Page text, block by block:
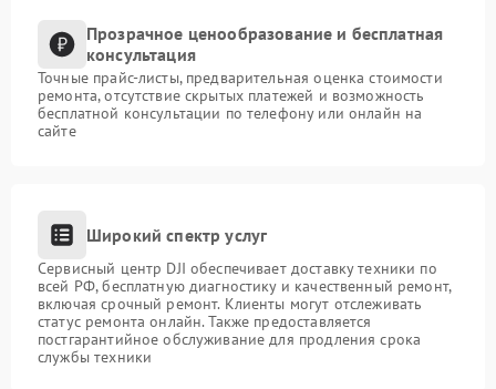
Прозрачное ценообразование и бесплатная
консультация
Точные прайс-листы, предварительная оценка стоимости
ремонта, отсутствие скрытых платежей и возможность
бесплатной консультации по телефону или онлайн на
сайте
Широкий спектр услуг
Сервисный центр DJI обеспечивает доставку техники по
всей РФ, бесплатную диагностику и качественный ремонт,
включая срочный ремонт. Клиенты могут отслеживать
статус ремонта онлайн. Также предоставляется
постгарантийное обслуживание для продления срока
службы техники